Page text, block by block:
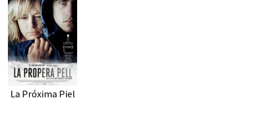
La Próxima Piel